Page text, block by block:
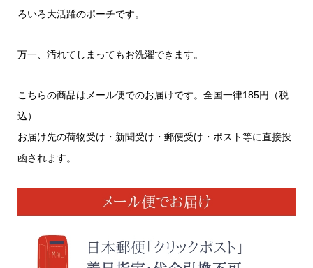
ろいろ大活躍のポーチです。
万一、汚れてしまってもお洗濯できます。
こちらの商品はメール便でのお届けです。全国一律185円（税
込）
お届け先の荷物受け・新聞受け・郵便受け・ポスト等に直接投
函されます。